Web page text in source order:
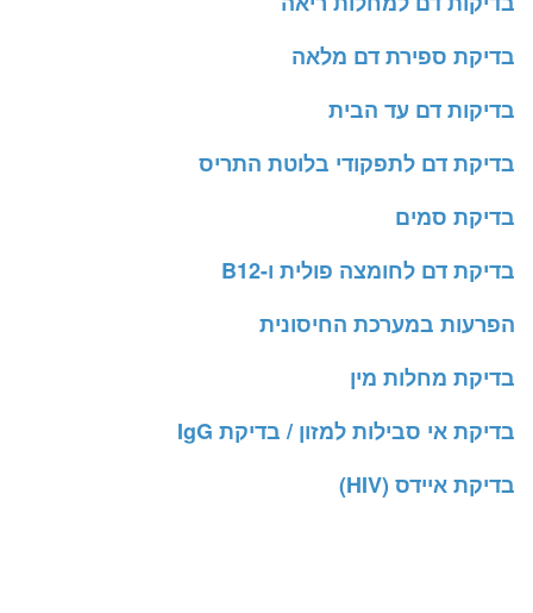
בדיקת ספירת דם מלאה
בדיקות דם עד הבית
בדיקת דם לתפקודי בלוטת התריס
בדיקת סמים
בדיקת דם לחומצה פולית ו-B12
הפרעות במערכת החיסונית
בדיקת מחלות מין
בדיקת אי סבילות למזון / בדיקת IgG
בדיקת איידס (HIV)